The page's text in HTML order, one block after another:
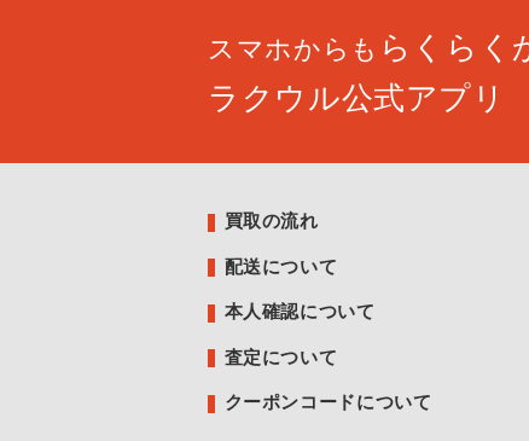
スマホからも らくらく
ラクウル公式アプリ
買取の流れ
配送について
本人確認について
査定について
クーポンコードについて